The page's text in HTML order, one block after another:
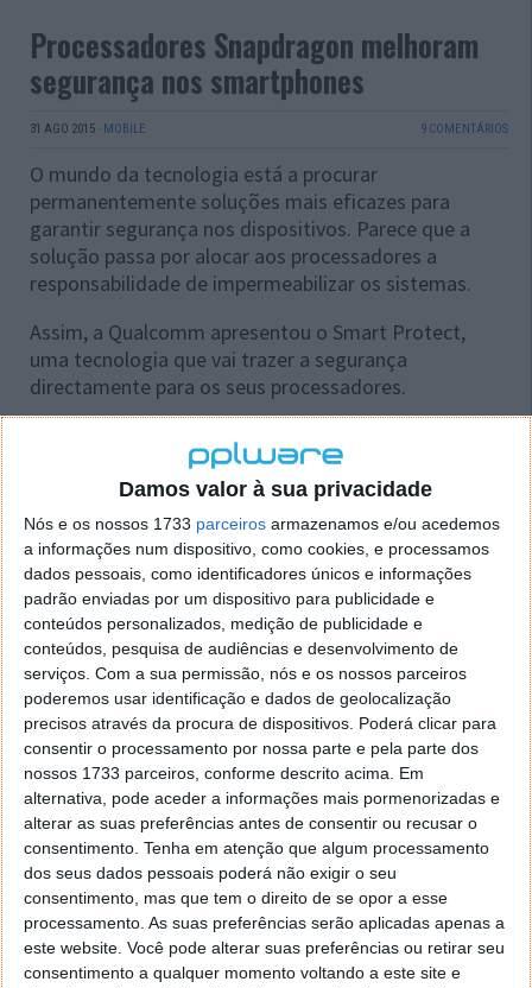
Damos valor à sua privacidade
Nós e os nossos 1733 parceiros armazenamos e/ou acedemos
a informações num dispositivo, como cookies, e processamos
dados pessoais, como identificadores únicos e informações
padrão enviadas por um dispositivo para publicidade e
conteúdos personalizados, medição de publicidade e
conteúdos, pesquisa de audiências e desenvolvimento de
serviços. Com a sua permissão, nós e os nossos parceiros
poderemos usar identificação e dados de geolocalização
precisos através da procura de dispositivos. Poderá clicar para
consentir o processamento por nossa parte e pela parte dos
nossos 1733 parceiros, conforme descrito acima. Em
alternativa, pode aceder a informações mais pormenorizadas e
alterar as suas preferências antes de consentir ou recusar o
consentimento. Tenha em atenção que algum processamento
dos seus dados pessoais poderá não exigir o seu
consentimento, mas que tem o direito de se opor a esse
processamento. As suas preferências serão aplicadas apenas a
este website. Você pode alterar suas preferências ou retirar seu
consentimento a qualquer momento voltando a este site e
Processadores Snapdragon melhoram
segurança nos smartphones
31 AGO 2015 · MOBILE 9 COMENTÁRIOS
O mundo da tecnologia está a procurar
permanentemente soluções mais eficazes para
garantir segurança nos dispositivos. Parece que a
solução passa por alocar aos processadores a
responsabilidade de impermeabilizar os sistemas.
Assim, a Qualcomm apresentou o Smart Protect,
uma tecnologia que vai trazer a segurança
directamente para os seus processadores.
ARM já trabalha num novo processador
10nm
23 ABR 2015·HARDWARE 6 COMENTÁRIOS